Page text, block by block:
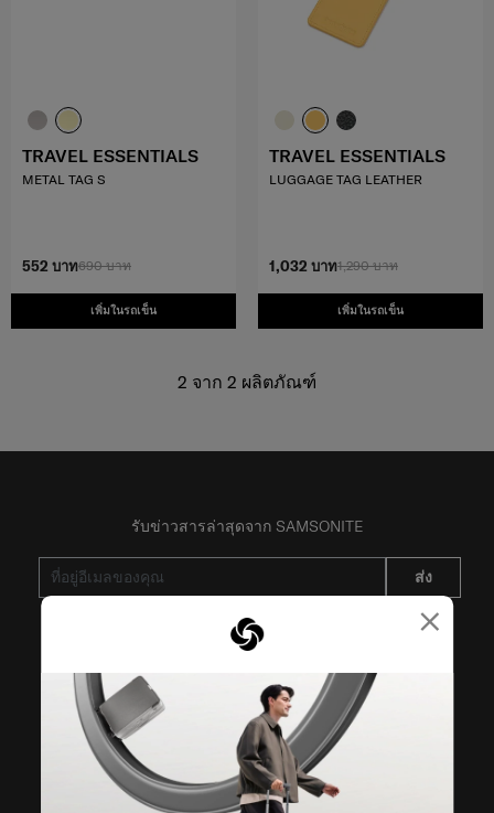
×
690 บาท
552 บาท
เพิ่มในรถเข็น
TRAVEL ESSENTIALS
METAL TAG S
1,290 บาท
1,032 บาท
เพิ่มในรถเข็น
TRAVEL ESSENTIALS
LUGGAGE TAG LEATHER
2 จาก 2 ผลิตภัณฑ์
รับข่าวสารล่าสุดจาก SAMSONITE
ส่ง